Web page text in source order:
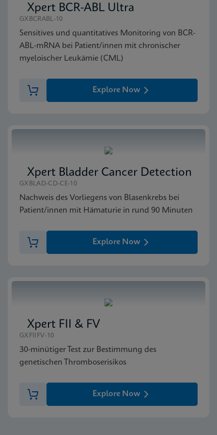
SDB
Xpert Bladder Cancer Monitor SDS Global (Multi)
Xpert BCR-ABL Ultra
GXBCRABL-10
Sensitives und quantitatives Monitoring von BCR-
ABL-mRNA bei Patient/innen mit chronischer
myeloischer Leukämie (CML)
Explore Now
Xpert Bladder Cancer Detection
GXBLAD-CD-CE-10
Nachweis des Vorliegens von Blasenkrebs bei
Patient/innen mit Hämaturie in rund 90 Minuten
Explore Now
Xpert FII & FV
GXFIIFV-10
30-minütiger Test zur Bestimmung des
genetischen Thromboserisikos
Explore Now